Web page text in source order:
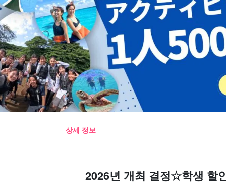
상세 정보
2026년 개최 결정☆학생 할